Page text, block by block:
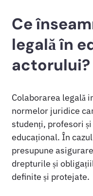
Ce
legală în
actorului?
Colaborarea legală
normelor juridice
studenți, profesori
educațional. În
presupune
drepturile și
definite și protejate.